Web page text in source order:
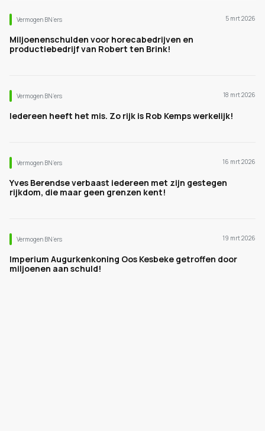
Vermogen BN’ers 5 mrt 2026
Miljoenenschulden voor horecabedrijven en
productiebedrijf van Robert ten Brink!
Vermogen BN’ers 18 mrt 2026
Iedereen heeft het mis. Zo rijk is Rob Kemps werkelijk!
Vermogen BN’ers 16 mrt 2026
Yves Berendse verbaast iedereen met zijn gestegen
rijkdom, die maar geen grenzen kent!
Vermogen BN’ers 19 mrt 2026
Imperium Augurkenkoning Oos Kesbeke getroffen door
miljoenen aan schuld!